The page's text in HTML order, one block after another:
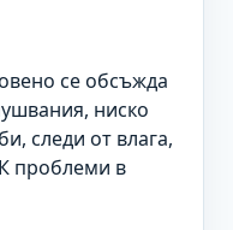
се обсъжда
ниско
следи от влага,
проблеми в